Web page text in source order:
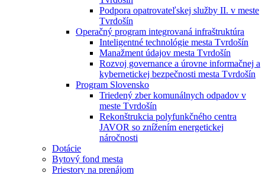
Podpora opatrovateľskej služby II. v meste
Tvrdošín
Operačný program integrovaná infraštruktúra
Inteligentné technológie mesta Tvrdošín
Manažment údajov mesta Tvrdošín
Rozvoj governance a úrovne informačnej a
kybernetickej bezpečnosti mesta Tvrdošín
Program Slovensko
Triedený zber komunálnych odpadov v
meste Tvrdošín
Rekonštrukcia polyfunkčného centra
JAVOR so znížením energetickej
náročnosti
Dotácie
Bytový fond mesta
Priestory na prenájom